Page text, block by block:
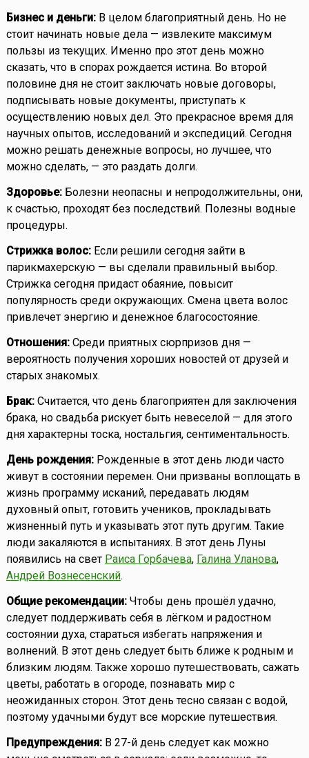
Бизнес и деньги:В целом благоприятный день. Но не
стоит начинать новые дела — извлеките максимум
пользы из текущих. Именно про этот день можно
сказать, что в спорах рождается истина. Во второй
половине дня не стоит заключать новые договоры,
подписывать новые документы, приступать к
осуществлению новых дел. Это прекрасное время для
научных опытов, исследований и экспедиций. Сегодня
можно решать денежные вопросы, но лучшее, что
можно сделать, — это раздать долги.
Здоровье:Болезни неопасны и непродолжительны, они,
к счастью, проходят без последствий. Полезны водные
процедуры.
Стрижка волос:Если решили сегодня зайти в
парикмахерскую — вы сделали правильный выбор.
Стрижка сегодня придаст обаяние, повысит
популярность среди окружающих. Смена цвета волос
привлечет энергию и денежное благосостояние.
Отношения:Среди приятных сюрпризов дня —
вероятность получения хороших новостей от друзей и
старых знакомых.
Брак:Считается, что день благоприятен для заключения
брака, но свадьба рискует быть невеселой — для этого
дня характерны тоска, ностальгия, сентиментальность.
День рождения:Рожденные в этот день люди часто
живут в состоянии перемен. Они призваны воплощать в
жизнь программу исканий, передавать людям
духовный опыт, готовить учеников, прокладывать
жизненный путь и указывать этот путь другим. Такие
люди закаляются в испытаниях. В этот день Луны
появились на свет Раиса Горбачева, Галина Уланова,
Андрей Вознесенский.
Общие рекомендации:Чтобы день прошёл удачно,
следует поддерживать себя в лёгком и радостном
состоянии духа, стараться избегать напряжения и
волнений. В этот день следует быть ближе к родным и
близким людям. Также хорошо путешествовать, сажать
цветы, работать в огороде, познавать мир с
неожиданных сторон. Этот день тесно связан с водой,
поэтому удачными будут все морские путешествия.
Предупреждения:В 27-й день следует как можно